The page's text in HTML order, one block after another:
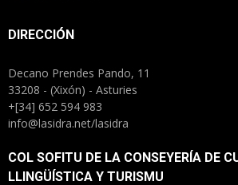
DIRECCIÓN
Decano Prendes Pando, 11
33208 - (Xixón) - Asturies
+[34] 652 594 983
info@lasidra.net/lasidra
COL SOFITU DE LA CONSEYERÍA DE
LLINGÜÍSTICA Y TURISMU